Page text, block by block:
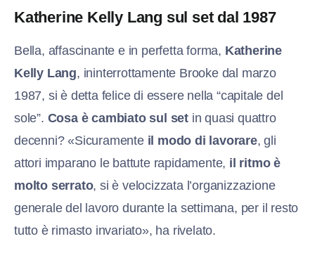
Katherine Kelly Lang sul set dal 1987
Bella, affascinante e in perfetta forma, Katherine
Kelly Lang, ininterrottamente Brooke dal marzo
1987, si è detta felice di essere nella “capitale del
sole”. Cosa è cambiato sul set in quasi quattro
decenni? «Sicuramente il modo di lavorare, gli
attori imparano le battute rapidamente, il ritmo è
molto serrato, si è velocizzata l’organizzazione
generale del lavoro durante la settimana, per il resto
tutto è rimasto invariato», ha rivelato.